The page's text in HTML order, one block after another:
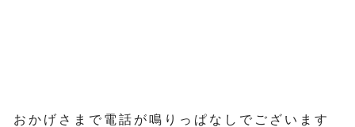
おかげさまで電話が鳴りっぱなしでございます